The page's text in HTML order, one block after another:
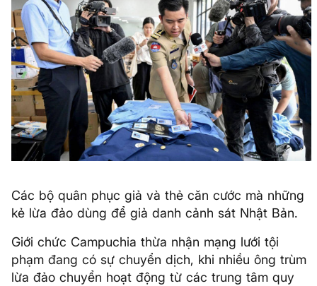
Các bộ quân phục giả và thẻ căn cước mà những
kẻ lừa đảo dùng để giả danh cảnh sát Nhật Bản.
Giới chức Campuchia thừa nhận mạng lưới tội
phạm đang có sự chuyển dịch, khi nhiều ông trùm
lừa đảo chuyển hoạt động từ các trung tâm quy